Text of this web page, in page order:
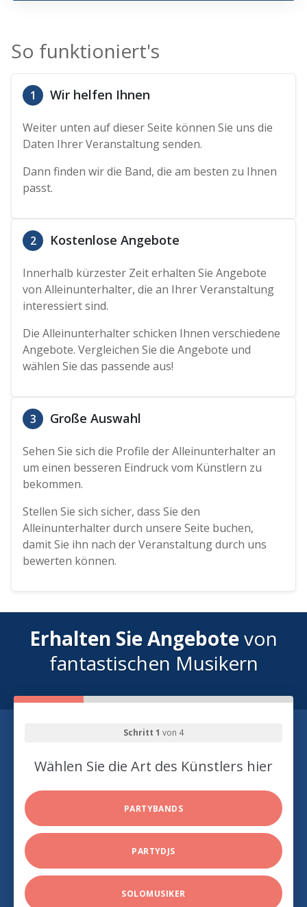
So funktioniert's
1 Wir helfen Ihnen
Weiter unten auf dieser Seite können Sie uns die
Daten Ihrer Veranstaltung senden.
Dann finden wir die Band, die am besten zu Ihnen
passt.
2 Kostenlose Angebote
Innerhalb kürzester Zeit erhalten Sie Angebote
von Alleinunterhalter, die an Ihrer Veranstaltung
interessiert sind.
Die Alleinunterhalter schicken Ihnen verschiedene
Angebote. Vergleichen Sie die Angebote und
wählen Sie das passende aus!
3 Große Auswahl
Sehen Sie sich die Profile der Alleinunterhalter an
um einen besseren Eindruck vom Künstlern zu
bekommen.
Stellen Sie sich sicher, dass Sie den
Alleinunterhalter durch unsere Seite buchen,
damit Sie ihn nach der Veranstaltung durch uns
bewerten können.
Erhalten Sie Angebotevon
fantastischen Musikern
Schritt 1 von 4
Wählen Sie die Art des Künstlers hier
PARTYBANDS
PARTYDJS
SOLOMUSIKER